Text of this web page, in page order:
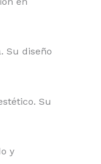
Su diseño
Su
y